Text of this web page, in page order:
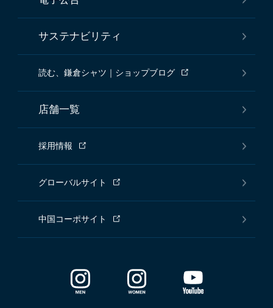
サステナビリティ
読む、鎌倉シャツ｜ショップブログ
店舗一覧
採用情報
グローバルサイト
中国コーポサイト